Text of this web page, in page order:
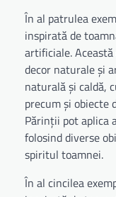
În al patrulea
inspirată de
artificiale.
decor naturale și
naturală și caldă,
precum și obiecte
Părinții pot aplica
folosind diverse
spiritul toamnei.
În al cincilea